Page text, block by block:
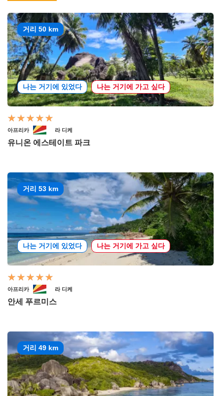
거리 50 km
나는 거기에 있었다 나는 거기에 가고 싶다
아프리카 라 디케
유니온 에스테이트 파크
거리 53 km
나는 거기에 있었다 나는 거기에 가고 싶다
아프리카 라 디케
안세 푸르미스
거리 49 km